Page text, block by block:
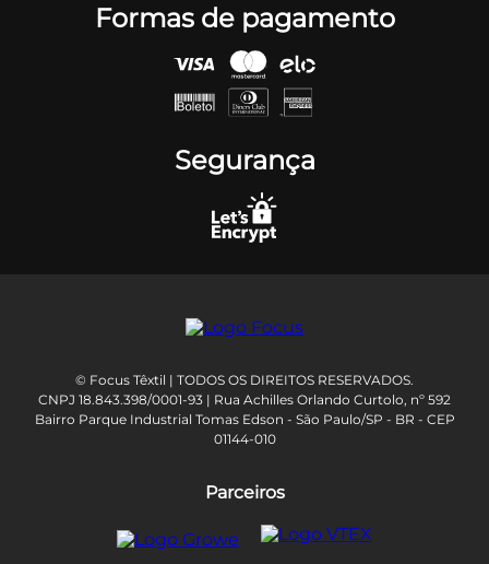
Formas de pagamento
Segurança
© Focus Têxtil | TODOS OS DIREITOS RESERVADOS.
CNPJ 18.843.398/0001-93 | Rua Achilles Orlando Curtolo, nº 592
Bairro Parque Industrial Tomas Edson - São Paulo/SP - BR - CEP
01144-010
Parceiros